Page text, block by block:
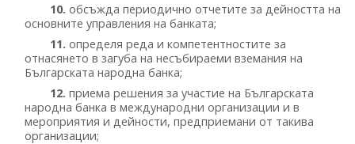
10. обсъжда периодично отчетите за дейността на
основните управления на банката;
11. определя реда и компетентностите за
отнасянето в загуба на несъбираеми вземания на
Българската народна банка;
12. приема решения за участие на Българската
народна банка в международни организации и в
мероприятия и дейности, предприемани от такива
организации;